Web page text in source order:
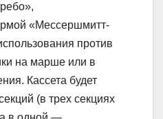
«Мессершмитт-
против
на марше или в
Кассета будет
(в трех секциях